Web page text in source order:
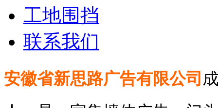
工地围挡
联系我们
安徽省新思路广告有限公司